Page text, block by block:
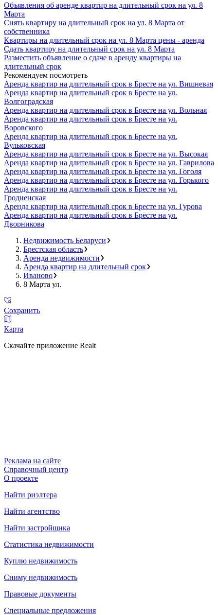
Объявления об аренде квартир на длительный срок на ул. 8
Марта
Снять квартиру на длительный срок на ул. 8 Марта от
собственника
Квартиры на длительный срок на ул. 8 Марта цены - аренда
Сдать квартиру на длительный срок на ул. 8 Марта
Разместить объявление о сдаче в аренду квартиры на
длительный срок
Рекомендуем посмотреть
Аренда квартир на длительный срок в Бресте на ул. Вишневая
Аренда квартир на длительный срок в Бресте на ул.
Волгоградская
Аренда квартир на длительный срок в Бресте на ул. Вольная
Аренда квартир на длительный срок в Бресте на ул.
Воровского
Аренда квартир на длительный срок в Бресте на ул.
Вульковская
Аренда квартир на длительный срок в Бресте на ул. Высокая
Аренда квартир на длительный срок в Бресте на ул. Гаврилова
Аренда квартир на длительный срок в Бресте на ул. Гоголя
Аренда квартир на длительный срок в Бресте на ул. Горького
Аренда квартир на длительный срок в Бресте на ул.
Гродненская
Аренда квартир на длительный срок в Бресте на ул. Гурова
Аренда квартир на длительный срок в Бресте на ул.
Дворникова
Недвижимость Беларуси
Брестская область
Аренда недвижимости
Аренда квартир на длительный срок
Иваново
8 Марта ул.
Сохранить
Карта
Скачайте приложение Realt
Реклама на сайте
Справочный центр
О проекте
Найти риэлтера
Найти агентство
Найти застройщика
Статистика недвижимости
Куплю недвижимость
Сниму недвижимость
Правовые документы
Специальные предложения